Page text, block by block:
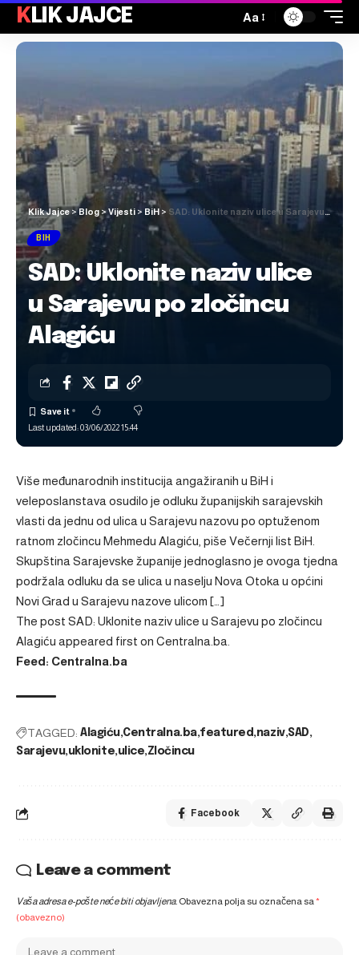
KLIK JAJCE Aa
Klik Jajce >Blog >Vijesti > BiH > SAD: Uklonite naziv ulice u Sarajevu po zločincu Alagiću
BIH
SAD: Uklonite naziv ulice
u Sarajevu po zločincu
Alagiću
Last updated: 03/06/2022 15:44
Više međunarodnih institucija angažiranih u BiH i
veleposlanstava osudilo je odluku županijskih sarajevskih
vlasti da jednu od ulica u Sarajevu nazovu po optuženom
ratnom zločincu Mehmedu Alagiću, piše Večernji list BiH.
Skupština Sarajevske županije jednoglasno je ovoga tjedna
podržala odluku da se ulica u naselju Nova Otoka u općini
Novi Grad u Sarajevu nazove ulicom […]
The post SAD: Uklonite naziv ulice u Sarajevu po zločincu
Alagiću appeared first on Centralna.ba
Feed: Centralna.ba
TAGGED: Alagiću Centralna.ba featured naziv SAD
Sarajevu uklonite ulice Zločincu
Facebook
Leave a comment
Vaša adresa e-pošte neće biti objavljena. Obavezna polja su označena sa*
(obavezno)